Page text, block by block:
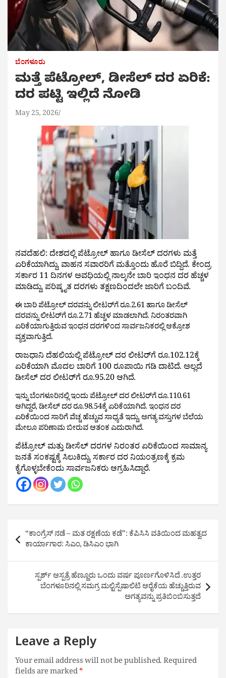
ಬೆಂಗಳೂರು
ಮತ್ತೆ ಪೆಟ್ರೋಲ್, ಡೀಸೆಲ್ ದರ ಏರಿಕೆ:
ದರ‌‌ ಪಟ್ಟಿ‌ ಇಲ್ಲಿದೆ ನೋಡಿ
May 25, 2026
ನವದೆಹಲಿ: ದೇಶದಲ್ಲಿ ಪೆಟ್ರೋಲ್ ಹಾಗೂ ಡೀಸೆಲ್ ದರಗಳು ಮತ್ತೆ
ಏರಿಕೆಯಾಗಿದ್ದು, ವಾಹನ ಸವಾರರಿಗೆ ಮತ್ತೊಂದು ಹೊರೆ ಬಿದ್ದಿದೆ. ಕೇಂದ್ರ
ಸರ್ಕಾರ 11 ದಿನಗಳ ಅವಧಿಯಲ್ಲಿ ನಾಲ್ಕನೇ ಬಾರಿ ಇಂಧನ ದರ ಹೆಚ್ಚಳ
ಮಾಡಿದ್ದು, ಪರಿಷ್ಕೃತ ದರಗಳು ತಕ್ಷಣದಿಂದಲೇ ಜಾರಿಗೆ ಬಂದಿವೆ.
ಈ ಬಾರಿ ಪೆಟ್ರೋಲ್ ದರವನ್ನು ಲೀಟರ್‌ಗೆ ರೂ.2.61 ಹಾಗೂ ಡೀಸೆಲ್
ದರವನ್ನು ಲೀಟರ್‌ಗೆ ರೂ.2.71 ಹೆಚ್ಚಳ ಮಾಡಲಾಗಿದೆ. ನಿರಂತರವಾಗಿ
ಏರಿಕೆಯಾಗುತ್ತಿರುವ ಇಂಧನ ದರಗಳಿಂದ ಸಾರ್ವಜನಿಕರಲ್ಲಿ ಆಕ್ರೋಶ
ವ್ಯಕ್ತವಾಗುತ್ತಿದೆ.
ರಾಜಧಾನಿ ದೆಹಲಿಯಲ್ಲಿ ಪೆಟ್ರೋಲ್ ದರ ಲೀಟರ್‌ಗೆ ರೂ.102.12ಕ್ಕೆ
ಏರಿಕೆಯಾಗಿ ಮೊದಲ ಬಾರಿಗೆ 100 ರೂಪಾಯಿ ಗಡಿ ದಾಟಿದೆ. ಅಲ್ಲದೆ
ಡೀಸೆಲ್ ದರ ಲೀಟರ್‌ಗೆ ರೂ.95.20 ಆಗಿದೆ.
ಇನ್ನು ಬೆಂಗಳೂರಿನಲ್ಲಿ ಇಂದು ಪೆಟ್ರೋಲ್ ದರ ಲೀಟರ್‌ಗೆ ರೂ.110.61
ಆಗಿದ್ದರೆ, ಡೀಸೆಲ್ ದರ ರೂ.98.54ಕ್ಕೆ ಏರಿಕೆಯಾಗಿದೆ. ಇಂಧನ ದರ
ಏರಿಕೆಯಿಂದ ಸಾರಿಗೆ ವೆಚ್ಚ ಹೆಚ್ಚುವ ಸಾಧ್ಯತೆ ಇದ್ದು, ಅಗತ್ಯ ವಸ್ತುಗಳ ಬೆಲೆಯ
ಮೇಲೂ ಪರಿಣಾಮ ಬೀರುವ ಆತಂಕ ಎದುರಾಗಿದೆ.
ಪೆಟ್ರೋಲ್ ಮತ್ತು ಡೀಸೆಲ್ ದರಗಳ ನಿರಂತರ ಏರಿಕೆಯಿಂದ ಸಾಮಾನ್ಯ
ಜನತೆ ಸಂಕಷ್ಟಕ್ಕೆ ಸಿಲುಕಿದ್ದು, ಸರ್ಕಾರ ದರ ನಿಯಂತ್ರಣಕ್ಕೆ ಕ್ರಮ
ಕೈಗೊಳ್ಳಬೇಕೆಂದು ಸಾರ್ವಜನಿಕರು ಆಗ್ರಹಿಸಿದ್ದಾರೆ.
Post
navigation
“ಕಾಂಗ್ರೆಸ್ ನಡೆ – ಮತ ರಕ್ಷಣೆಯ ಕಡೆ”: ಕೆಪಿಸಿಸಿ ವತಿಯಿಂದ ಮಹತ್ವದ
ಕಾರ್ಯಾಗಾರ: ಸಿಎಂ, ಡಿಸಿಎಂ‌ ಭಾಗಿ
ಸ್ಪರ್ಶ್ ಆಸ್ಪತ್ರೆ ಹೆಣ್ಣೂರು ಒಂದು ವರ್ಷ ಪೂರ್ಣಗೊಳಿಸಿದೆ .ಉತ್ತರ
ಬೆಂಗಳೂರಿನಲ್ಲಿ ಸಮಗ್ರ ಮಲ್ಟಿಸ್ಪೆಷಾಲಿಟಿ ಆರೈಕೆಯ ಹೆಚ್ಚುತ್ತಿರುವ
ಅಗತ್ಯವನ್ನು ಪ್ರತಿಬಿಂಬಿಸುತ್ತದೆ
Leave a Reply
Your email address will not be published.Required
fields are marked*